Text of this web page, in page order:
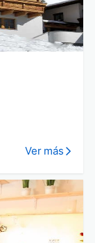
Ver más